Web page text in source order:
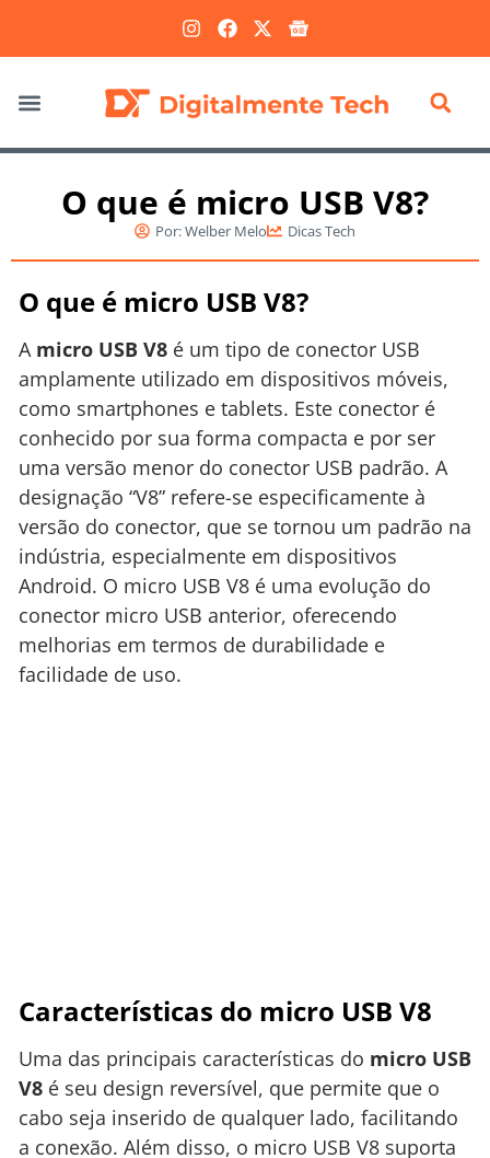
O que é micro USB V8?
Por:Welber Melo Dicas Tech
O que é micro USB V8?
A micro USB V8 é um tipo de conector USB
amplamente utilizado em dispositivos móveis,
como smartphones e tablets. Este conector é
conhecido por sua forma compacta e por ser
uma versão menor do conector USB padrão. A
designação “V8” refere-se especificamente à
versão do conector, que se tornou um padrão na
indústria, especialmente em dispositivos
Android. O micro USB V8 é uma evolução do
conector micro USB anterior, oferecendo
melhorias em termos de durabilidade e
facilidade de uso.
Características do micro USB V8
Uma das principais características do micro USB
V8 é seu design reversível, que permite que o
cabo seja inserido de qualquer lado, facilitando
a conexão. Além disso, o micro USB V8 suporta